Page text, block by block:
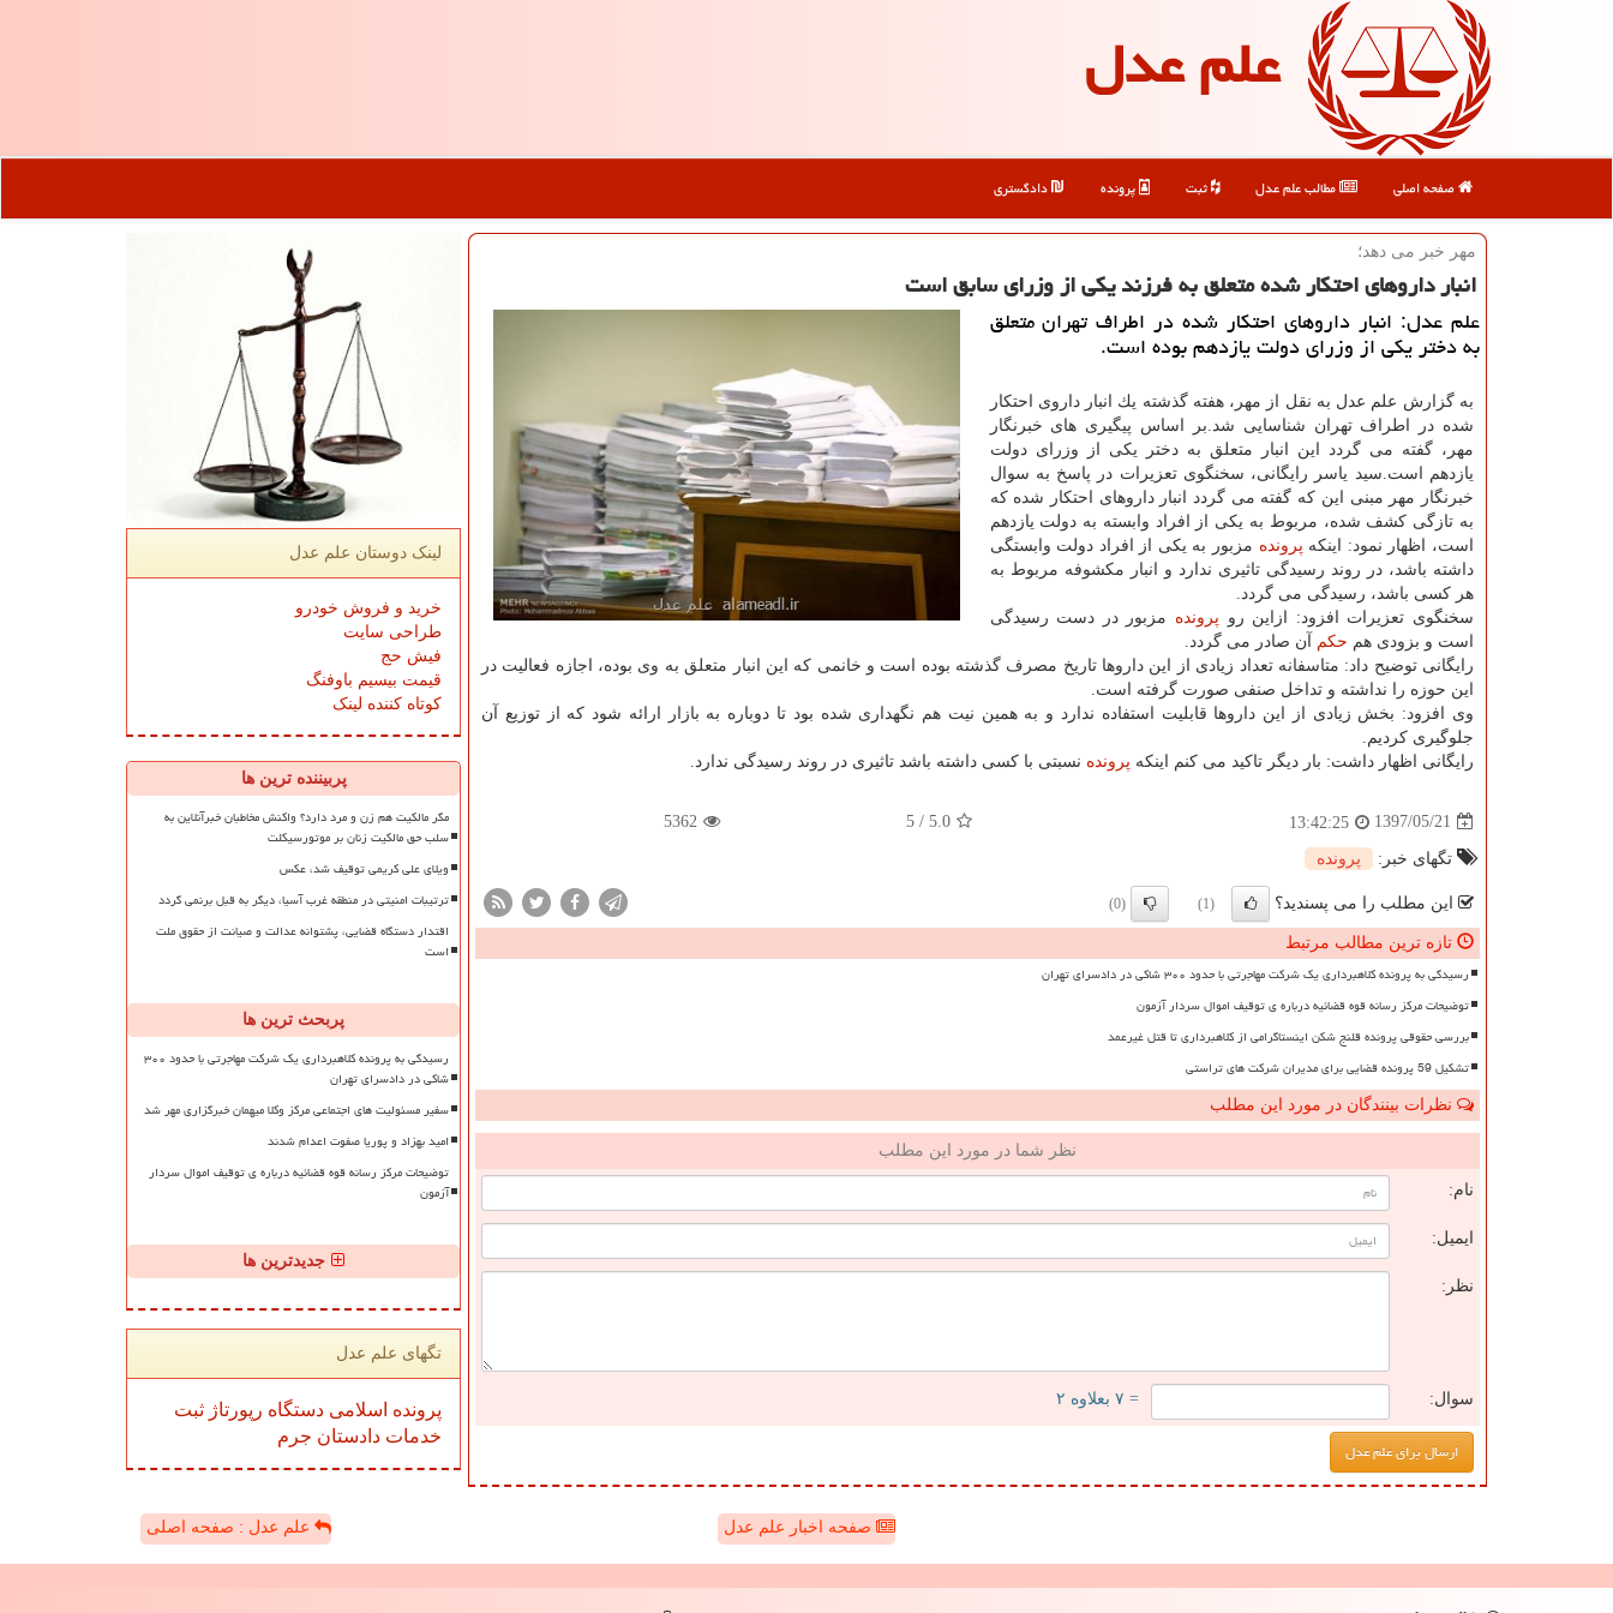
علم عدل
صفحه اصلی مطالب علم عدل ثبت پرونده دادگستری
مهر خبر می دهد؛
انبار داروهای احتكار شده متعلق به فرزند یكی از وزرای سابق است
علم عدل: انبار داروهای احتكار شده در اطراف تهران متعلق
به دختر یكی از وزرای دولت یازدهم بوده است.
به گزارش علم عدل به نقل از مهر، هفته گذشته یك انبار داروی احتكار
شده در اطراف تهران شناسایی شد.بر اساس پیگیری های خبرنگار
مهر، گفته می گردد این انبار متعلق به دختر یكی از وزرای دولت
یازدهم است.سید یاسر رایگانی، سخنگوی تعزیرات در پاسخ به سوال
خبرنگار مهر مبنی این كه گفته می گردد انبار داروهای احتكار شده كه
به تازگی كشف شده، مربوط به یكی از افراد وابسته به دولت یازدهم
است، اظهار نمود: اینكه پرونده مزبور به یكی از افراد دولت وابستگی
داشته باشد، در روند رسیدگی تاثیری ندارد و انبار مكشوفه مربوط به
هر كسی باشد، رسیدگی می گردد.
سخنگوی تعزیرات افزود: ازاین رو پرونده مزبور در دست رسیدگی
است و بزودی هم حكم آن صادر می گردد.
رایگانی توضیح داد: متاسفانه تعداد زیادی از این داروها تاریخ مصرف گذشته بوده است و خانمی كه این انبار متعلق به وی بوده، اجازه فعالیت در
این حوزه را نداشته و تداخل صنفی صورت گرفته است.
وی افزود: بخش زیادی از این داروها قابلیت استفاده ندارد و به همین نیت هم نگهداری شده بود تا دوباره به بازار ارائه شود كه از توزیع آن
جلوگیری كردیم.
رایگانی اظهار داشت: بار دیگر تاكید می كنم اینكه پرونده نسبتی با كسی داشته باشد تاثیری در روند رسیدگی ندارد.
1397/05/21
13:42:25
5.0
/
5
5362
تگهای خبر: پرونده
این مطلب را می پسندید؟ (1)
(0)
تازه ترین مطالب مرتبط
رسیدگی به پرونده کلاهبرداری یک شرکت مهاجرتی با حدود ۳۰۰ شاکی در دادسرای تهران
توضیحات مرکز رسانه قوه قضائیه درباره ی توقیف اموال سردار آزمون
بررسی حقوقی پرونده قلنج شکن اینستاگرامی از کلاهبرداری تا قتل غیرعمد
تشکیل 59 پرونده قضایی برای مدیران شرکت های تراستی
نظرات بینندگان در مورد این مطلب
نظر شما در مورد این مطلب
نام:
ایمیل:
نظر:
سوال: = ۷ بعلاوه ۲
لینک دوستان علم عدل
خرید و فروش خودرو
طراحی سایت
فیش حج
قیمت بیسیم باوفنگ
کوتاه کننده لینک
پربیننده ترین ها
مگر مالکیت هم زن و مرد دارد؟ واکنش مخاطبان خبرآنلاین به
سلب حق مالکیت زنان بر موتورسیکلت
ویلای علی کریمی توقیف شد، عکس
ترتیبات امنیتی در منطقه غرب آسیا، دیگر به قبل برنمی گردد
اقتدار دستگاه قضایی، پشتوانه عدالت و صیانت از حقوق ملت
است
پربحث ترین ها
رسیدگی به پرونده کلاهبرداری یک شرکت مهاجرتی با حدود ۳۰۰
شاکی در دادسرای تهران
سفیر مسئولیت های اجتماعی مرکز وکلا میهمان خبرگزاری مهر شد
امید بهزاد و پوریا صفوت اعدام شدند
توضیحات مرکز رسانه قوه قضائیه درباره ی توقیف اموال سردار
آزمون
جدیدترین ها
تگهای علم عدل
پرونده اسلامی دستگاه رپورتاژ ثبت
خدمات دادستان جرم
صفحه اخبار علم عدل علم عدل : صفحه اصلی